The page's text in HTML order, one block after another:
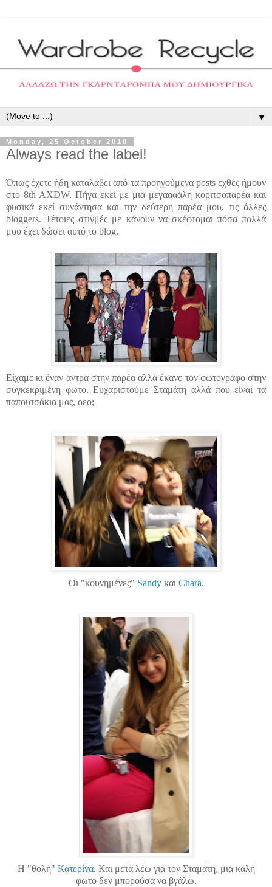
▼
Monday, 25 October 2010
Always read the label!
Όπως έχετε ήδη καταλάβει από τα προηγούμενα posts εχθές ήμουν
στο 8th AXDW. Πήγα εκεί με μια μεγαααάλη κοριτσοπαρέα και
φυσικά εκεί συνάντησα και την δεύτερη παρέα μου, τις άλλες
bloggers. Τέτοιες στιγμές με κάνουν να σκέφτομαι πόσα πολλά
μου έχει δώσει αυτό το blog.
Είχαμε κι έναν άντρα στην παρέα αλλά έκανε τον φωτογράφο στην
συγκεκριμένη φωτο. Ευχαριστούμε Σταμάτη αλλά που είναι τα
παπουτσάκια μας, oεο;
Οι "κουνημένες" Sandy και Chara.
H "θολή" Κατερίνα. Και μετά λέω για τον Σταμάτη, μια καλή
φωτο δεν μπορούσα να βγάλω.